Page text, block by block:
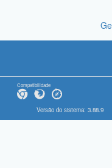
Compatibilidade
Versão do sistema: 3.88.9